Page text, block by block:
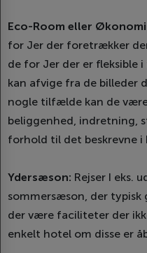
Eco-Room eller
for Jer der foretrækker
de for Jer der er fleksible
kan afvige fra de billeder
nogle tilfælde kan de
beliggenhed, indretning,
forhold til det beskrevne i
Ydersæson: Rejser I eks.
sommersæson, der typisk
der være faciliteter der
enkelt hotel om disse er